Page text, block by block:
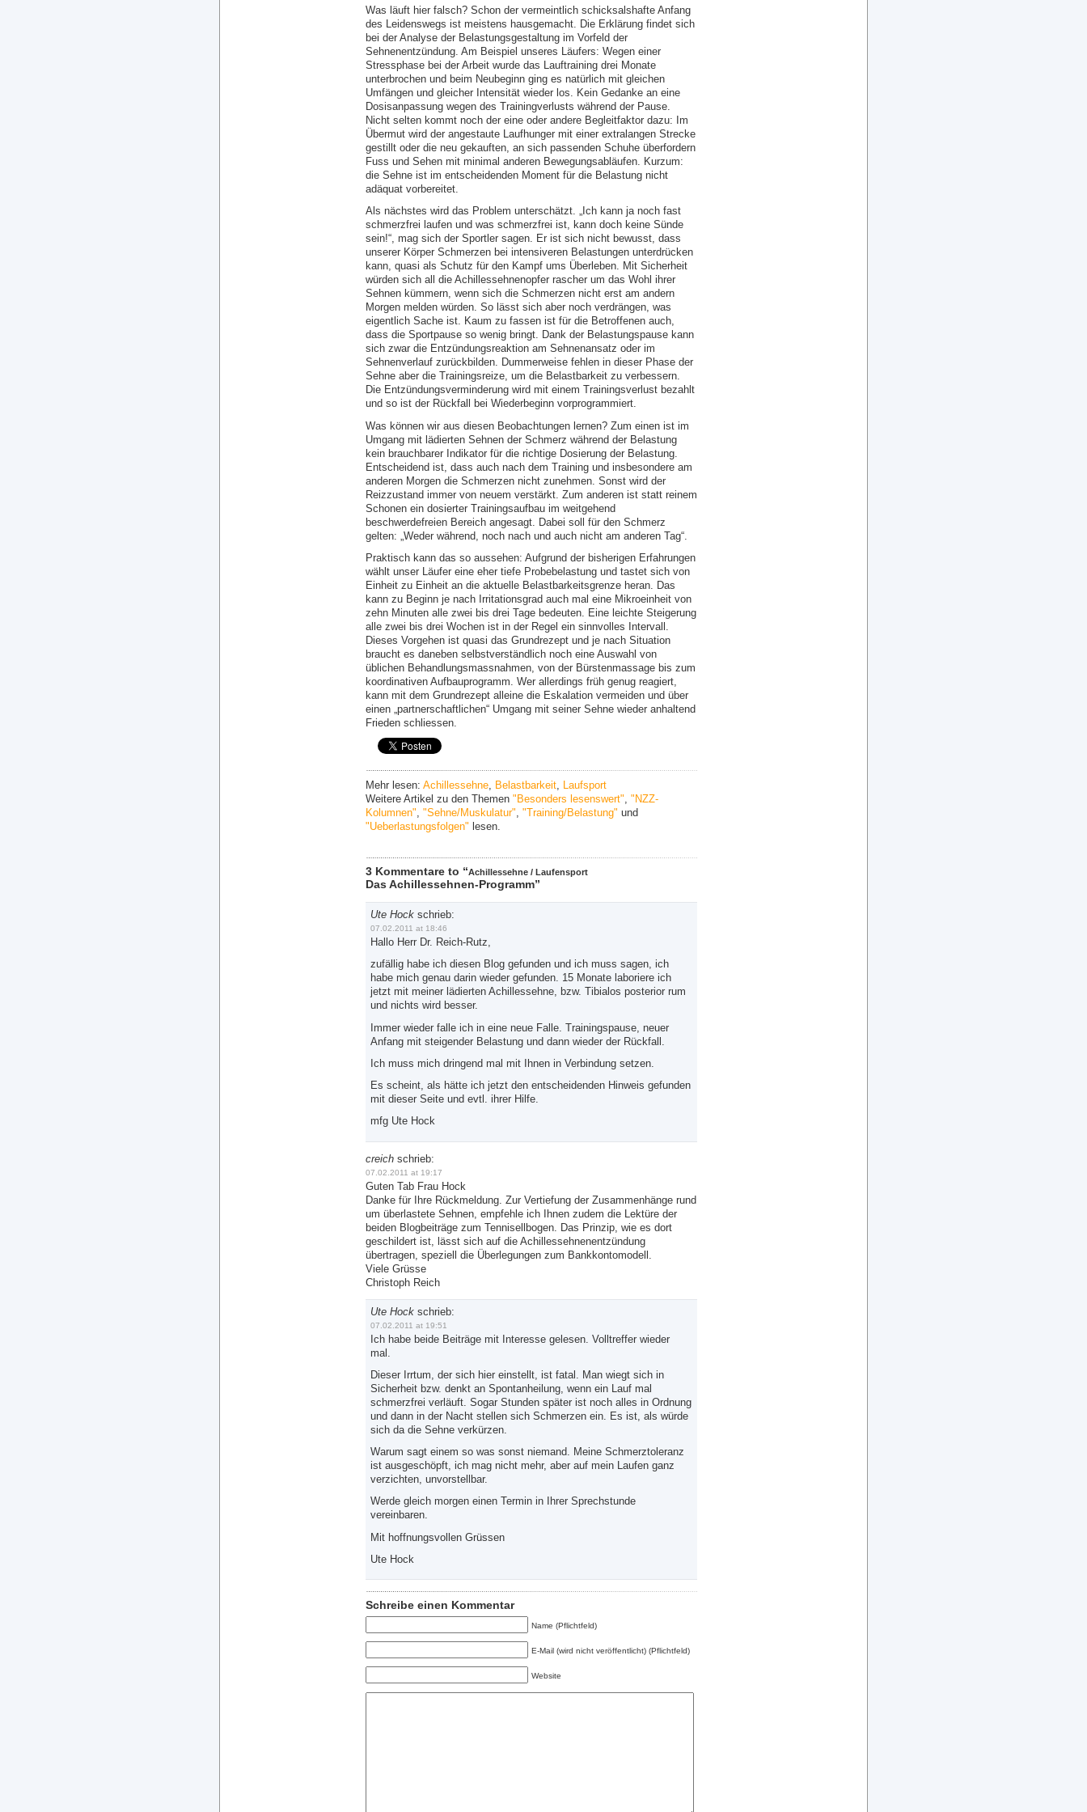
Was läuft hier falsch? Schon der vermeintlich schicksalshafte Anfang
des Leidenswegs ist meistens hausgemacht. Die Erklärung findet sich
bei der Analyse der Belastungsgestaltung im Vorfeld der
Sehnenentzündung. Am Beispiel unseres Läufers: Wegen einer
Stressphase bei der Arbeit wurde das Lauftraining drei Monate
unterbrochen und beim Neubeginn ging es natürlich mit gleichen
Umfängen und gleicher Intensität wieder los. Kein Gedanke an eine
Dosisanpassung wegen des Trainingverlusts während der Pause.
Nicht selten kommt noch der eine oder andere Begleitfaktor dazu: Im
Übermut wird der angestaute Laufhunger mit einer extralangen Strecke
gestillt oder die neu gekauften, an sich passenden Schuhe überfordern
Fuss und Sehen mit minimal anderen Bewegungsabläufen. Kurzum:
die Sehne ist im entscheidenden Moment für die Belastung nicht
adäquat vorbereitet.
Als nächstes wird das Problem unterschätzt. „Ich kann ja noch fast
schmerzfrei laufen und was schmerzfrei ist, kann doch keine Sünde
sein!“, mag sich der Sportler sagen. Er ist sich nicht bewusst, dass
unserer Körper Schmerzen bei intensiveren Belastungen unterdrücken
kann, quasi als Schutz für den Kampf ums Überleben. Mit Sicherheit
würden sich all die Achillessehnenopfer rascher um das Wohl ihrer
Sehnen kümmern, wenn sich die Schmerzen nicht erst am andern
Morgen melden würden. So lässt sich aber noch verdrängen, was
eigentlich Sache ist. Kaum zu fassen ist für die Betroffenen auch,
dass die Sportpause so wenig bringt. Dank der Belastungspause kann
sich zwar die Entzündungsreaktion am Sehnenansatz oder im
Sehnenverlauf zurückbilden. Dummerweise fehlen in dieser Phase der
Sehne aber die Trainingsreize, um die Belastbarkeit zu verbessern.
Die Entzündungsverminderung wird mit einem Trainingsverlust bezahlt
und so ist der Rückfall bei Wiederbeginn vorprogrammiert.
Was können wir aus diesen Beobachtungen lernen? Zum einen ist im
Umgang mit lädierten Sehnen der Schmerz während der Belastung
kein brauchbarer Indikator für die richtige Dosierung der Belastung.
Entscheidend ist, dass auch nach dem Training und insbesondere am
anderen Morgen die Schmerzen nicht zunehmen. Sonst wird der
Reizzustand immer von neuem verstärkt. Zum anderen ist statt reinem
Schonen ein dosierter Trainingsaufbau im weitgehend
beschwerdefreien Bereich angesagt. Dabei soll für den Schmerz
gelten: „Weder während, noch nach und auch nicht am anderen Tag“.
Praktisch kann das so aussehen: Aufgrund der bisherigen Erfahrungen
wählt unser Läufer eine eher tiefe Probebelastung und tastet sich von
Einheit zu Einheit an die aktuelle Belastbarkeitsgrenze heran. Das
kann zu Beginn je nach Irritationsgrad auch mal eine Mikroeinheit von
zehn Minuten alle zwei bis drei Tage bedeuten. Eine leichte Steigerung
alle zwei bis drei Wochen ist in der Regel ein sinnvolles Intervall.
Dieses Vorgehen ist quasi das Grundrezept und je nach Situation
braucht es daneben selbstverständlich noch eine Auswahl von
üblichen Behandlungsmassnahmen, von der Bürstenmassage bis zum
koordinativen Aufbauprogramm. Wer allerdings früh genug reagiert,
kann mit dem Grundrezept alleine die Eskalation vermeiden und über
einen „partnerschaftlichen“ Umgang mit seiner Sehne wieder anhaltend
Frieden schliessen.
Mehr lesen: Achillessehne, Belastbarkeit, Laufsport
Weitere Artikel zu den Themen "Besonders lesenswert", "NZZ-
Kolumnen", "Sehne/Muskulatur", "Training/Belastung" und
"Ueberlastungsfolgen" lesen.
3 Kommentare to “Achillessehne / Laufensport
Das Achillessehnen-Programm”
Ute Hock schrieb:
07.02.2011 at 18:46
Hallo Herr Dr. Reich-Rutz,
zufällig habe ich diesen Blog gefunden und ich muss sagen, ich
habe mich genau darin wieder gefunden. 15 Monate laboriere ich
jetzt mit meiner lädierten Achillessehne, bzw. Tibialos posterior rum
und nichts wird besser.
Immer wieder falle ich in eine neue Falle. Trainingspause, neuer
Anfang mit steigender Belastung und dann wieder der Rückfall.
Ich muss mich dringend mal mit Ihnen in Verbindung setzen.
Es scheint, als hätte ich jetzt den entscheidenden Hinweis gefunden
mit dieser Seite und evtl. ihrer Hilfe.
mfg Ute Hock
creich schrieb:
07.02.2011 at 19:17
Guten Tab Frau Hock
Danke für Ihre Rückmeldung. Zur Vertiefung der Zusammenhänge rund
um überlastete Sehnen, empfehle ich Ihnen zudem die Lektüre der
beiden Blogbeiträge zum Tennisellbogen. Das Prinzip, wie es dort
geschildert ist, lässt sich auf die Achillessehnenentzündung
übertragen, speziell die Überlegungen zum Bankkontomodell.
Viele Grüsse
Christoph Reich
Ute Hock schrieb:
07.02.2011 at 19:51
Ich habe beide Beiträge mit Interesse gelesen. Volltreffer wieder
mal.
Dieser Irrtum, der sich hier einstellt, ist fatal. Man wiegt sich in
Sicherheit bzw. denkt an Spontanheilung, wenn ein Lauf mal
schmerzfrei verläuft. Sogar Stunden später ist noch alles in Ordnung
und dann in der Nacht stellen sich Schmerzen ein. Es ist, als würde
sich da die Sehne verkürzen.
Warum sagt einem so was sonst niemand. Meine Schmerztoleranz
ist ausgeschöpft, ich mag nicht mehr, aber auf mein Laufen ganz
verzichten, unvorstellbar.
Werde gleich morgen einen Termin in Ihrer Sprechstunde
vereinbaren.
Mit hoffnungsvollen Grüssen
Ute Hock
Schreibe einen Kommentar
Name (Pflichtfeld)
E-Mail (wird nicht veröffentlicht) (Pflichtfeld)
Website